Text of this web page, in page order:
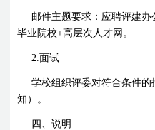
邮件主题要求：应聘评建办
毕业院校+高层次人才网 。
2.面试
学校组织评委对符合条件
知）。
四、说明